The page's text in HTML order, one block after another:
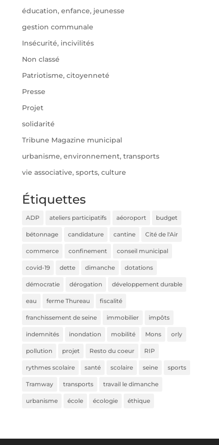
éducation, enfance, jeunesse
gestion communale
Insécurité, incivilités
Non classé
Patriotisme, citoyenneté
Presse
Projet
solidarité
Tribune Magazine municipal
urbanisme, environnement, transports
vie associative, sports, culture
Étiquettes
ADP ateliers participatifs aéoroport budget
bétonnage candidature cantine Cité de l'Air
commerce confinement conseil municipal
covid-19 dette dimanche dotations
démocratie dérogation développement durable
eau ferme Thureau fiscalité
franchissement de seine immobilier impôts
indemnités inondation mobilité Mons orly
pollution projet Resto du coeur RIP
rythmes scolaire santé scolaire seine sports
Tramway transports travail le dimanche
urbanisme école écologie éthique